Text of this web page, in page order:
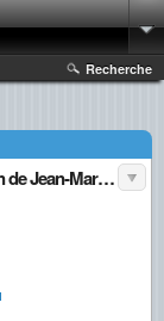
Recherche
Christiane Taubira, l’insupportable transgression de Jean-Marc Ayrault